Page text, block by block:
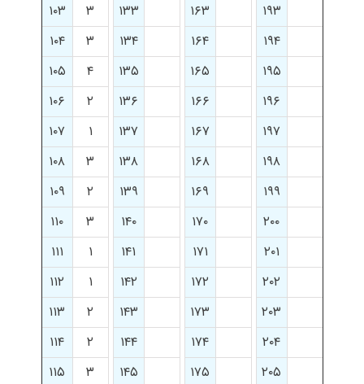
۱۹۳
۱۶۳ ۱۳۳ ۳
۱۰۳
۱۹۴
۱۶۴ ۱۳۴ ۳
۱۰۴
۱۹۵
۱۶۵ ۱۳۵ ۴
۱۰۵
۱۹۶
۱۶۶ ۱۳۶ ۲
۱۰۶
۱۹۷
۱۶۷ ۱۳۷ ۱
۱۰۷
۱۹۸
۱۶۸ ۱۳۸ ۳
۱۰۸
۱۹۹
۱۶۹ ۱۳۹ ۲
۱۰۹
۲۰۰
۱۷۰ ۱۴۰ ۳
۱۱۰
۲۰۱
۱۷۱ ۱۴۱ ۱
۱۱۱
۲۰۲
۱۷۲ ۱۴۲ ۱
۱۱۲
۲۰۳
۱۷۳ ۱۴۳ ۲
۱۱۳
۲۰۴
۱۷۴ ۱۴۴ ۲
۱۱۴
۲۰۵
۱۷۵ ۱۴۵ ۳ ۱۱۵